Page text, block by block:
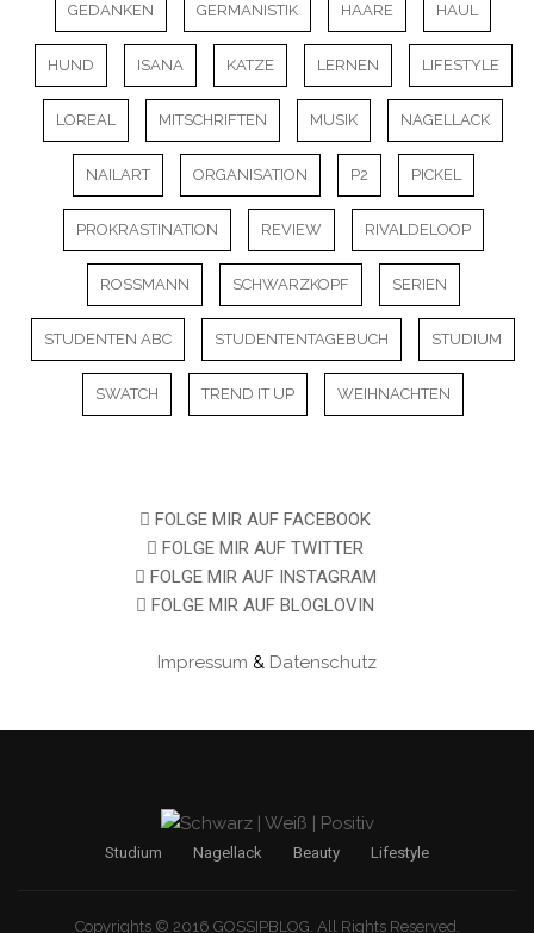
GEDANKEN GERMANISTIK HAARE HAUL
HUND ISANA KATZE LERNEN LIFESTYLE
LOREAL MITSCHRIFTEN MUSIK NAGELLACK
NAILART ORGANISATION P2 PICKEL
PROKRASTINATION REVIEW RIVALDELOOP
ROSSMANN SCHWARZKOPF SERIEN
STUDENTEN ABC STUDENTENTAGEBUCH STUDIUM
SWATCH TREND IT UP WEIHNACHTEN
FOLGE MIR AUF FACEBOOK
FOLGE MIR AUF TWITTER
FOLGE MIR AUF INSTAGRAM
FOLGE MIR AUF BLOGLOVIN
Impressum & Datenschutz
Studium Nagellack Beauty Lifestyle
Copyrights © 2016 GOSSIPBLOG. All Rights Reserved.